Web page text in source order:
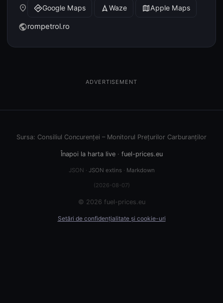
place directionsGoogle Maps navigation Waze mapApple Maps
publicrompetrol.ro
ADVERTISEMENT
Sursa: Consiliul Concurenței – Monitorul Prețurilor Carburanților
Înapoi la harta live· fuel-prices.eu
JSON · JSON extins· Markdown
(2026-08-07)
© 2026 fuel-prices.eu
Setări de confidențialitate și cookie-uri